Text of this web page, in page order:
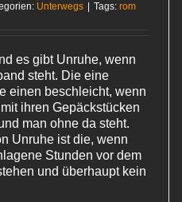
Unterwegs Tags: rom
es gibt Unruhe, wenn
steht. Die eine
einen beschleicht, wenn
ihren Gepäckstücken
man ohne da steht.
Unruhe ist die, wenn
Stunden vor dem
und überhaupt kein